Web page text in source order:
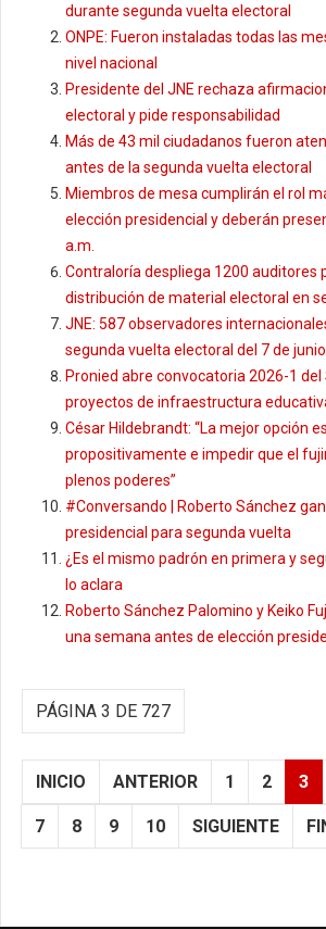
durante segunda vuelta electoral
ONPE: Fueron instaladas todas las
nivel nacional
Presidente del JNE rechaza
electoral y pide responsabilidad
Más de 43 mil ciudadanos fueron
antes de la segunda vuelta electoral
Miembros de mesa cumplirán el rol
elección presidencial y deberán
a.m.
Contraloría despliega 1200 auditores
distribución de material electoral en
JNE: 587 observadores
segunda vuelta electoral del 7 de junio
Pronied abre convocatoria 2026-1 del
proyectos de infraestructura
César Hildebrandt: “La mejor opción
propositivamente e impedir que el
plenos poderes”
#Conversando | Roberto Sánchez
presidencial para segunda vuelta
¿Es el mismo padrón en primera y
lo aclara
Roberto Sánchez Palomino y Keiko
una semana antes de elección
PÁGINA 3 DE 727
INICIO ANTERIOR 1 2 3
7 8 9 10 SIGUIENTE